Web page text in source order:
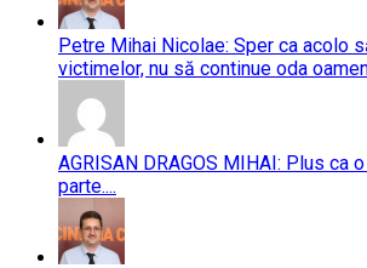
Petre Mihai Nicolae: Sper ca acolo
victimelor, nu să continue oda
AGRISAN DRAGOS MIHAI: Plus ca
parte....